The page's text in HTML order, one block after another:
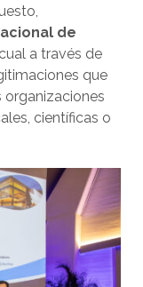
de
a través de
que
organizaciones
científicas o